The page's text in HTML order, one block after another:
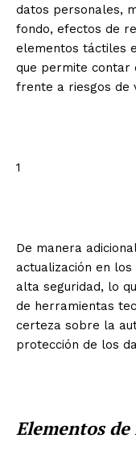
datos personales,
fondo, efectos de
elementos táctiles
que permite contar
frente a riesgos de
1
De manera
actualización en los
alta seguridad, lo
de herramientas
certeza sobre la
protección de los
Elementos